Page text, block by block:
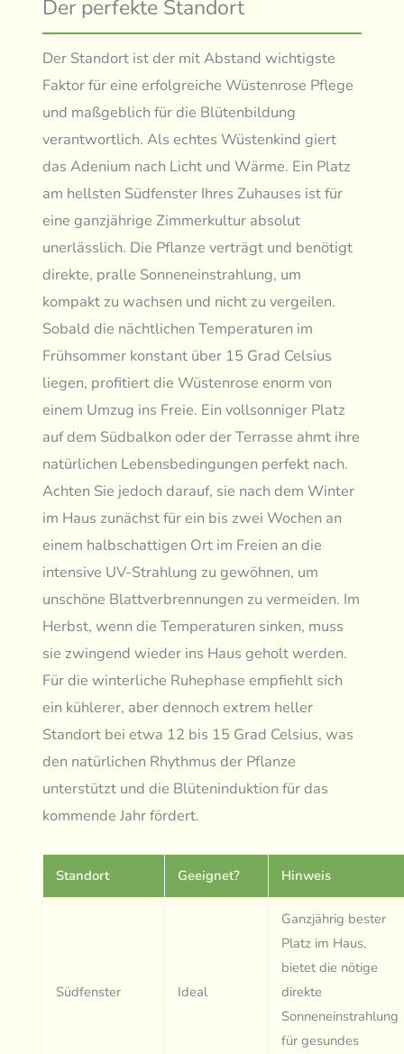
Der perfekte Standort
Der Standort ist der mit Abstand wichtigste
Faktor für eine erfolgreiche Wüstenrose Pflege
und maßgeblich für die Blütenbildung
verantwortlich. Als echtes Wüstenkind giert
das Adenium nach Licht und Wärme. Ein Platz
am hellsten Südfenster Ihres Zuhauses ist für
eine ganzjährige Zimmerkultur absolut
unerlässlich. Die Pflanze verträgt und benötigt
direkte, pralle Sonneneinstrahlung, um
kompakt zu wachsen und nicht zu vergeilen.
Sobald die nächtlichen Temperaturen im
Frühsommer konstant über 15 Grad Celsius
liegen, profitiert die Wüstenrose enorm von
einem Umzug ins Freie. Ein vollsonniger Platz
auf dem Südbalkon oder der Terrasse ahmt ihre
natürlichen Lebensbedingungen perfekt nach.
Achten Sie jedoch darauf, sie nach dem Winter
im Haus zunächst für ein bis zwei Wochen an
einem halbschattigen Ort im Freien an die
intensive UV-Strahlung zu gewöhnen, um
unschöne Blattverbrennungen zu vermeiden. Im
Herbst, wenn die Temperaturen sinken, muss
sie zwingend wieder ins Haus geholt werden.
Für die winterliche Ruhephase empfiehlt sich
ein kühlerer, aber dennoch extrem heller
Standort bei etwa 12 bis 15 Grad Celsius, was
den natürlichen Rhythmus der Pflanze
unterstützt und die Blüteninduktion für das
kommende Jahr fördert.
Standort Geeignet? Hinweis
Südfenster Ideal
Ganzjährig bester
Platz im Haus,
bietet die nötige
direkte
Sonneneinstrahlung
für gesundes